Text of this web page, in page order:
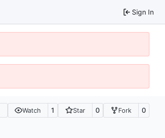
Sign In
Watch 1 Star 0 Fork 0